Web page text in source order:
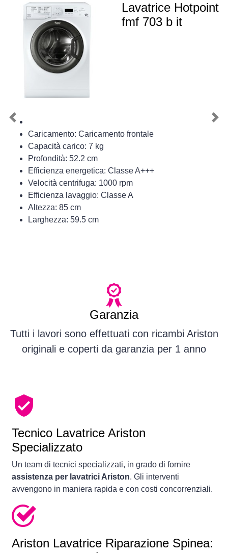
Lavatrice Hotpoint
fmf 703 b it
Caricamento: Caricamento frontale
Capacità carico: 7 kg
Profondità: 52.2 cm
Efficienza energetica: Classe A+++
Velocità centrifuga: 1000 rpm
Efficienza lavaggio: Classe A
Altezza: 85 cm
Larghezza: 59.5 cm
Previous
Garanzia
Tutti i lavori sono effettuati con ricambi Ariston
originali e coperti da garanzia per 1 anno
Tecnico Lavatrice Ariston
Specializzato
Un team di tecnici specializzati, in grado di fornire
assistenza per lavatrici Ariston. Gli interventi
avvengono in maniera rapida e con costi concorrenziali.
Ariston Lavatrice Riparazione Spinea: